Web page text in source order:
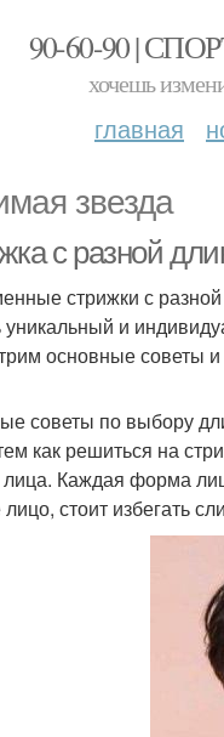
90-60-90 |
хочешь
главная
звезда
с разной
стрижки с разной
уникальный и
основные советы
советы по выбору
как решиться на
Каждая форма
лицо, стоит избегать